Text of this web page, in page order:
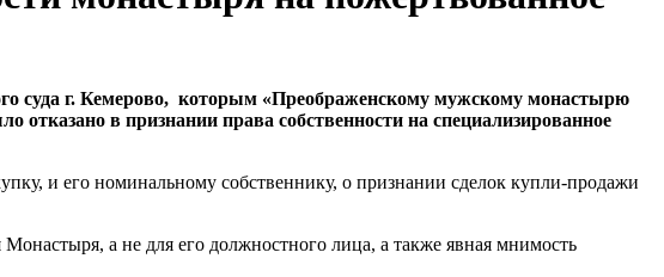
суда г. Кемерово, которым «Преображенскому мужскому монастырю
в признании права собственности на специализированное
и его номинальному собственнику, о признании сделок купли-продажи
а не для его должностного лица, а также явная мнимость